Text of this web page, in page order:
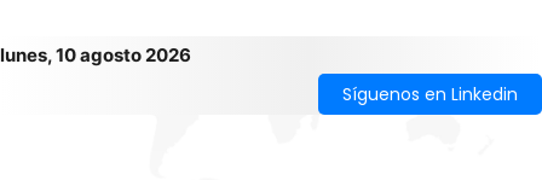
lunes, 10 agosto 2026
Síguenos en Linkedin